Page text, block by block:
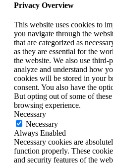
Privacy Overview
This website uses cookies to
you navigate through the
that are categorized as
as they are essential for the
the website. We also use third-
analyze and understand how
cookies will be stored in your
consent. You also have the
But opting out of some of
browsing experience.
Necessary
Necessary
Always Enabled
Necessary cookies are
function properly. These
and security features of the